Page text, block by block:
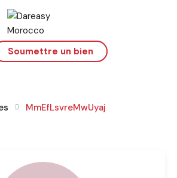
Soumettre un bien
MmEfLsvreMwUyaj